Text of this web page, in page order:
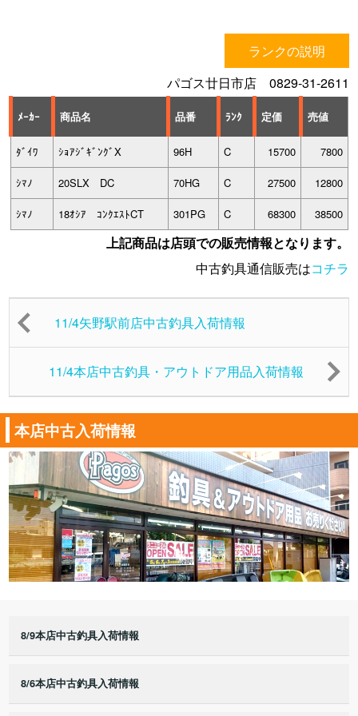
ランクの説明
パゴス廿日市店 0829-31-2611
ﾒｰｶｰ 商品名 品番 ﾗﾝｸ 定価 売値
ﾀﾞｲﾜ ｼｮｱｼﾞｷﾞﾝｸﾞX 96H C 15700 7800
ｼﾏﾉ 20SLX DC 70HG C 27500 12800
ｼﾏﾉ 18ｵｼｱ ｺﾝｸｴｽﾄCT 301PG C 68300 38500
上記商品は店頭での販売情報となります。
中古釣具通信販売はコチラ
11/4矢野駅前店中古釣具入荷情報
11/4本店中古釣具・アウトドア用品入荷情報
本店中古入荷情報
8/9本店中古釣具入荷情報
8/6本店中古釣具入荷情報